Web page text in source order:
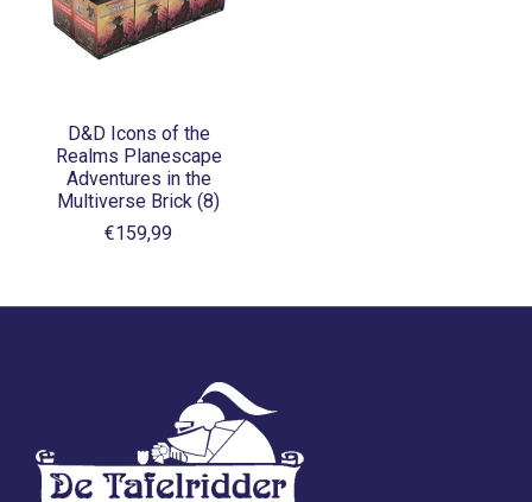
D&D Icons of the
Realms Planescape
Adventures in the
Multiverse Brick (8)
€159,99